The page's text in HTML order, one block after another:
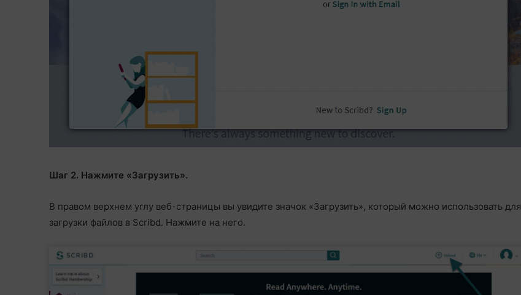
Шаг 2. Нажмите «Загрузить».
В правом верхнем углу веб-страницы вы увидите значок «Загрузить», который можно использовать для
загрузки файлов в Scribd. Нажмите на него.